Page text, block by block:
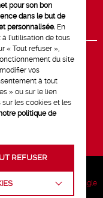
Crédits : La Jungle
pour son bon
dans le but de
personnalisée. En
à l'utilisation de tous
« Tout refuser »,
du site
vos
à tout
» ou sur le lien
sur les cookies et les
politique de
REFUSER